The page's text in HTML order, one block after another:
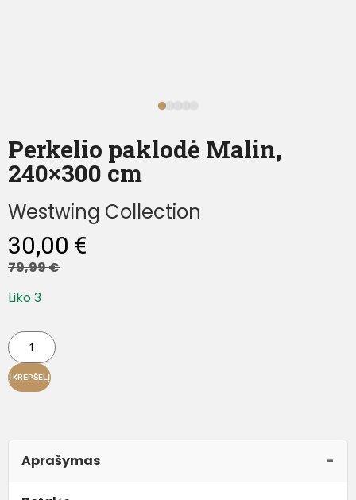
Perkelio paklodė Malin,
240×300 cm
Westwing Collection
30,00 €
79,99€
Liko 3
Į KREPŠELĮ
Aprašymas